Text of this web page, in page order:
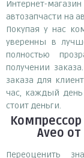
Интернет-
автозапчасти на
Покупая у нас
уверенны в
полностью
получении
заказа для
час, каждый
стоит деньги.
Aveo
Переоценить